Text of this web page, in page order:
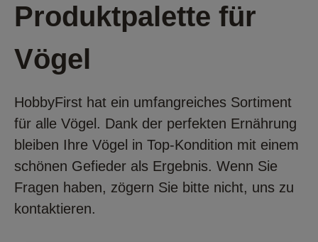
Produktpalette für
Vögel
HobbyFirst hat ein umfangreiches Sortiment
für alle Vögel. Dank der perfekten Ernährung
bleiben Ihre Vögel in Top-Kondition mit einem
schönen Gefieder als Ergebnis. Wenn Sie
Fragen haben, zögern Sie bitte nicht, uns zu
kontaktieren.